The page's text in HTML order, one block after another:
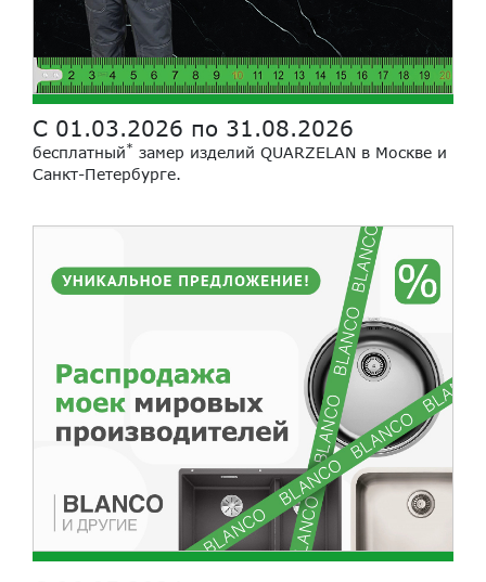
С 01.03.2026 по 31.08.2026
бесплатный* замер изделий QUARZELAN в Москве и
Санкт-Петербурге.